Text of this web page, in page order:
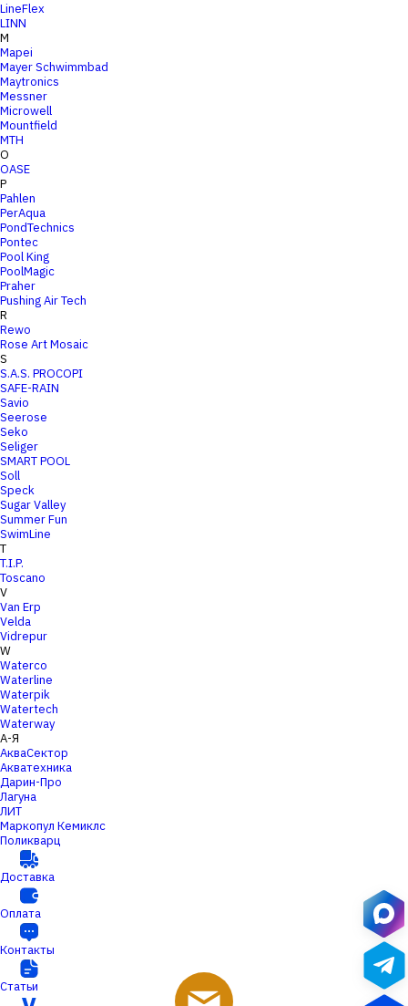
LineFlex
LINN
M
Mapei
Mayer Schwimmbad
Maytronics
Messner
Microwell
Mountfield
MTH
O
OASE
P
Pahlen
PerAqua
PondTechnics
Pontec
Pool King
PoolMagic
Praher
Pushing Air Tech
R
Rewo
Rose Art Mosaic
S
S.A.S. PROCOPI
SAFE-RAIN
Savio
Seerose
Seko
Seliger
SMART POOL
Soll
Speck
Sugar Valley
Summer Fun
SwimLine
T
T.I.P.
Toscano
V
Van Erp
Velda
Vidrepur
W
Waterco
Waterline
Waterpik
Watertech
Waterway
А-Я
АкваСектор
Акватехника
Дарин-Про
Лагуна
ЛИТ
Маркопул Кемиклс
Поликварц
Доставка
Оплата
Контакты
Статьи